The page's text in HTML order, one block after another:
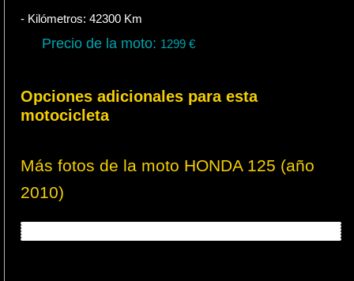
- Kilómetros: 42300 Km
Precio de la moto: 1299€
Opciones adicionales para esta
motocicleta
Más fotos de la moto HONDA 125 (año
2010)